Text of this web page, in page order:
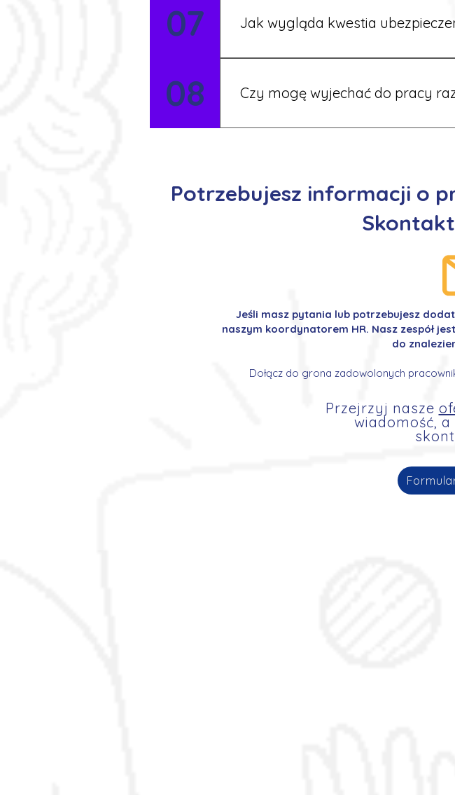
07 Jak wygląda kwestia
Każdy pracownik otrzymuje
08 Czy mogę wyjechać do pracy
Tak, istnieje możliwość wspólnego
Potrzebujesz informacji o
Jeśli masz pytania lub potrzebujesz
naszym koordynatorem HR. Nasz zespół
do
Dołącz do grona zadowolonych
Przejrzyj nasze
wiadomość,